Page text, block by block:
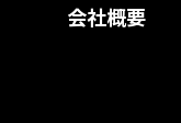
会社概要